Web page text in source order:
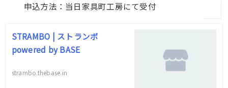
申込方法：当日家具町工房にて受付
STRAMBO | ストランボ
powered by BASE
strambo.thebase.in